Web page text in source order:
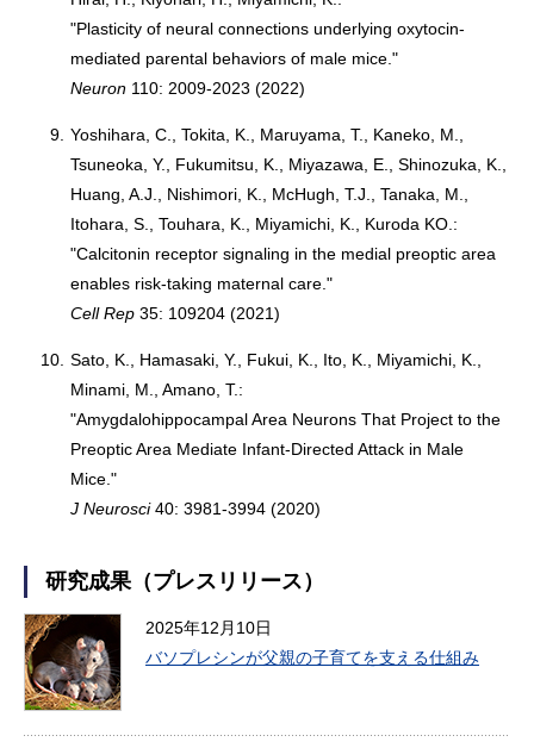
"Plasticity of neural connections underlying oxytocin-
mediated parental behaviors of male mice."
Neuron 110: 2009-2023 (2022)
9. Yoshihara, C., Tokita, K., Maruyama, T., Kaneko, M.,
Tsuneoka, Y., Fukumitsu, K., Miyazawa, E., Shinozuka, K.,
Huang, A.J., Nishimori, K., McHugh, T.J., Tanaka, M.,
Itohara, S., Touhara, K., Miyamichi, K., Kuroda KO.:
"Calcitonin receptor signaling in the medial preoptic area
enables risk-taking maternal care."
Cell Rep 35: 109204 (2021)
10. Sato, K., Hamasaki, Y., Fukui, K., Ito, K., Miyamichi, K.,
Minami, M., Amano, T.:
"Amygdalohippocampal Area Neurons That Project to the
Preoptic Area Mediate Infant-Directed Attack in Male
Mice."
J Neurosci40: 3981-3994 (2020)
研究成果（プレスリリース）
2025年12月10日
バソプレシンが父親の子育てを支える仕組み